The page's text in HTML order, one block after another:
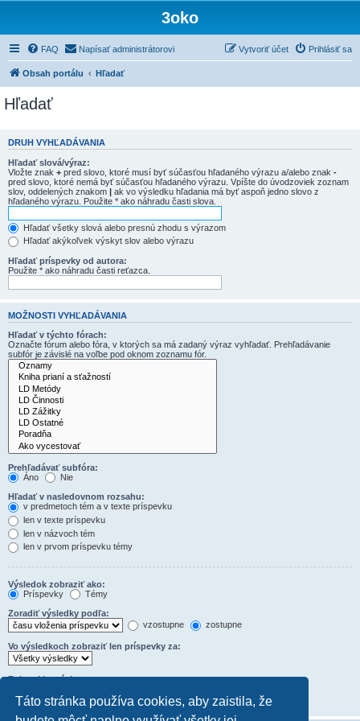
Táto stránka používa cookies, aby zaistila, že
3oko
FAQ Napísať administrátorovi Prihlásiť sa
Vytvoriť účet
Obsah portálu Hľadať
Hľadať
DRUH VYHĽADÁVANIA
Hľadať slová/výraz:
Vložte znak + pred slovo, ktoré musí byť súčasťou hľadaného výrazu a/alebo znak -
pred slovo, ktoré nemá byť súčasťou hľadaného výrazu. Vpíšte do úvodzoviek zoznam
slov, oddelených znakom | ak vo výsledku hľadania má byť aspoň jedno slovo z
hľadaného výrazu. Použite * ako náhradu časti slova.
Hľadať všetky slová alebo presnú zhodu s výrazom
Hľadať akýkoľvek výskyt slov alebo výrazu
Hľadať príspevky od autora:
Použite * ako náhradu časti reťazca.
MOŽNOSTI VYHĽADÁVANIA
Hľadať v týchto fórach:
Označte fórum alebo fóra, v ktorých sa má zadaný výraz vyhľadať. Prehľadávanie
subfór je závislé na voľbe pod oknom zoznamu fór.
Prehľadávať subfóra:
Áno
Nie
Hľadať v nasledovnom rozsahu:
v predmetoch tém a v texte príspevku
len v texte príspevku
len v názvoch tém
len v prvom príspevku témy
Výsledok zobraziť ako:
Príspevky
Témy
Zoradiť výsledky podľa:
vzostupne
zostupne
Vo výsledkoch zobraziť len príspevky za:
Zobraziť prvých:
znakov príspevku